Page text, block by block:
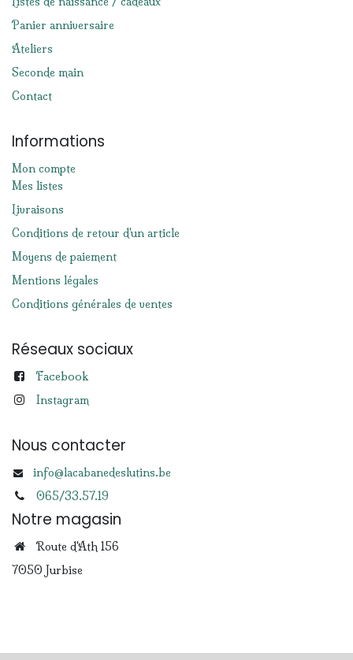
Panier anniversaire
Ateliers
Seconde main
Contact
Informations
Mon compte
Mes listes
Livraisons
Conditions de retour d'un article
Moyens de paiement
Mentions légales
Conditions générales de ventes
Réseaux sociaux
Facebook
Instagram
Nous contacter
info@lacabanedeslutins.be
065/33.57.19
Notre magasin
Route d'Ath 156
7050 Jurbise